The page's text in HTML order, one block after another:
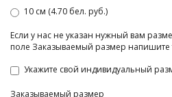
10 см (4.70 бел. руб.)
Если у нас не указан нужный вам
поле Заказываемый размер напишите
Укажите свой индивидуальный
Заказываемый размер